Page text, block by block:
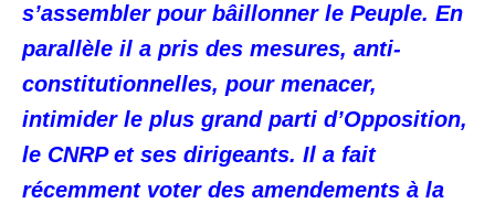
s’assembler pour bâillonner le Peuple. En
parallèle il a pris des mesures, anti-
constitutionnelles, pour menacer,
intimider le plus grand parti d’Opposition,
le CNRP et ses dirigeants. Il a fait
récemment voter des amendements à la